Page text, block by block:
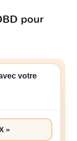
pour
votre